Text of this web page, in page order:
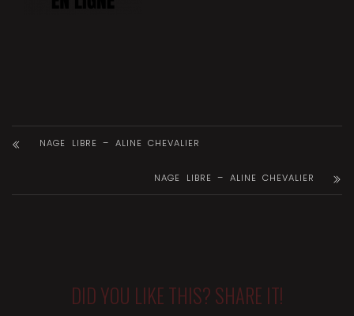
NAGE LIBRE – ALINE CHEVALIER
NAGE LIBRE – ALINE CHEVALIER
DID YOU LIKE THIS? SHARE IT!